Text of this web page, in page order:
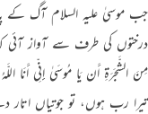
جب موسیٰ علیہ السلام آگ کے
درختوں کی طرف سے آواز آئی
مِنَ الشَّجَرَةِ أَن يَا مُوسَىٰ إِنِّي أَنَا
تیرا رب ہوں، تو جوتیاں